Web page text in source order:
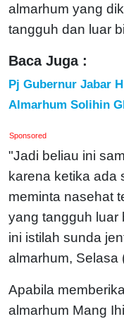
almarhum yang
tangguh dan luar
Baca Juga :
Pj Gubernur Jabar
Almarhum Solihin
Sponsored
"Jadi beliau ini
karena ketika ada
meminta nasehat
yang tangguh luar
ini istilah sunda
almarhum, Selasa
Apabila
almarhum Mang